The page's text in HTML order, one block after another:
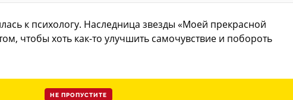
к психологу. Наследница звезды «Моей прекрасной
чтобы хоть как-то улучшить самочувствие и побороть
НЕ ПРОПУСТИТЕ